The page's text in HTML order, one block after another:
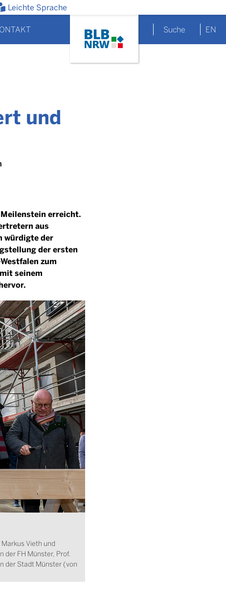
Leichte Sprache
Suche EN
und
erreicht.
aus
würdigte der
der ersten
zum
seinem
Vieth und
der FH Münster, Prof.
der Stadt Münster (von